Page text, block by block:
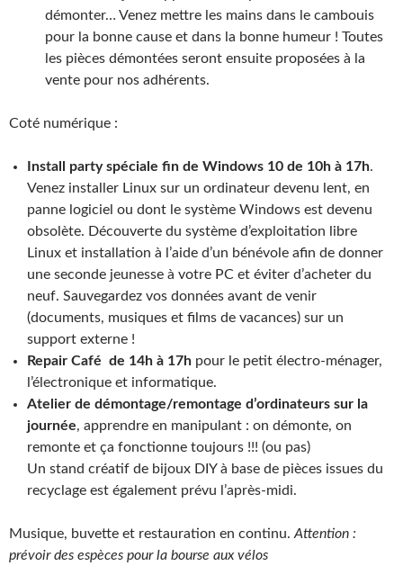
démonter… Venez mettre les mains dans le cambouis
pour la bonne cause et dans la bonne humeur ! Toutes
les pièces démontées seront ensuite proposées à la
vente pour nos adhérents.
Coté numérique :
Install party spéciale fin de Windows 10 de 10h à 17h.
Venez installer Linux sur un ordinateur devenu lent, en
panne logiciel ou dont le système Windows est devenu
obsolète. Découverte du système d’exploitation libre
Linux et installation à l’aide d’un bénévole afin de donner
une seconde jeunesse à votre PC et éviter d’acheter du
neuf. Sauvegardez vos données avant de venir
(documents, musiques et films de vacances) sur un
support externe !
Repair Café de 14h à 17h pour le petit électro-ménager,
l’électronique et informatique.
Atelier de démontage/remontage d’ordinateurs sur la
journée, apprendre en manipulant : on démonte, on
remonte et ça fonctionne toujours !!! (ou pas)
Un stand créatif de bijoux DIY à base de pièces issues du
recyclage est également prévu l’après-midi.
Musique, buvette et restauration en continu. Attention :
prévoir des espèces pour la bourse aux vélos